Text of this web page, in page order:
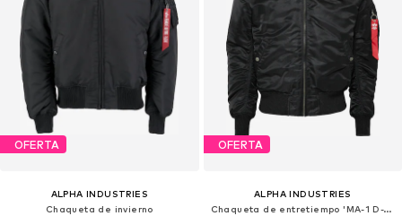
OFERTA
ALPHA INDUSTRIES
Chaqueta de invierno
OFERTA
ALPHA INDUSTRIES
Chaqueta de entretiempo 'MA-1 D-Tec'